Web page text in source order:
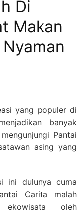
Di
Makan
yang populer di
banyak
Pantai
asing yang
ini dulunya cuma
Carita malah
oleh